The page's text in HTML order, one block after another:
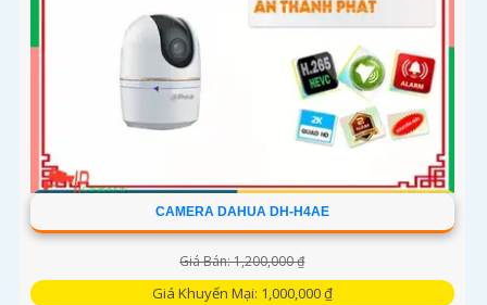
CAMERA DAHUA DH-H4AE
Giá Bán: 1,200,000 ₫
Giá Khuyến Mại: 1,000,000 ₫